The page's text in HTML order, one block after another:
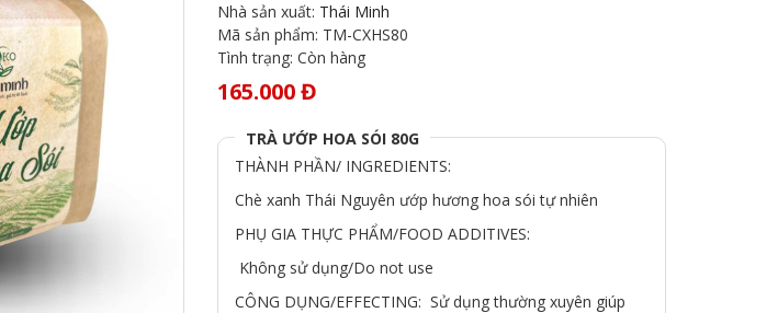
Nhà sản xuất: Thái Minh
Mã sản phẩm: TM-CXHS80
Tình trạng:Còn hàng
165.000 Đ
TRÀ ƯỚP HOA SÓI 80G
THÀNH PHẦN/ INGREDIENTS:
Chè xanh Thái Nguyên ướp hương hoa sói tự nhiên
PHỤ GIA THỰC PHẨM/FOOD ADDITIVES:
Không sử dụng/Do not use
CÔNG DỤNG/EFFECTING: Sử dụng thường xuyên giúp